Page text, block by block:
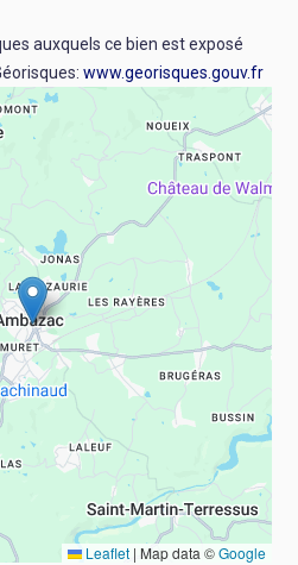
auxquels ce bien est exposé
www.georisques.gouv.fr
Leaflet | Map data ©Google